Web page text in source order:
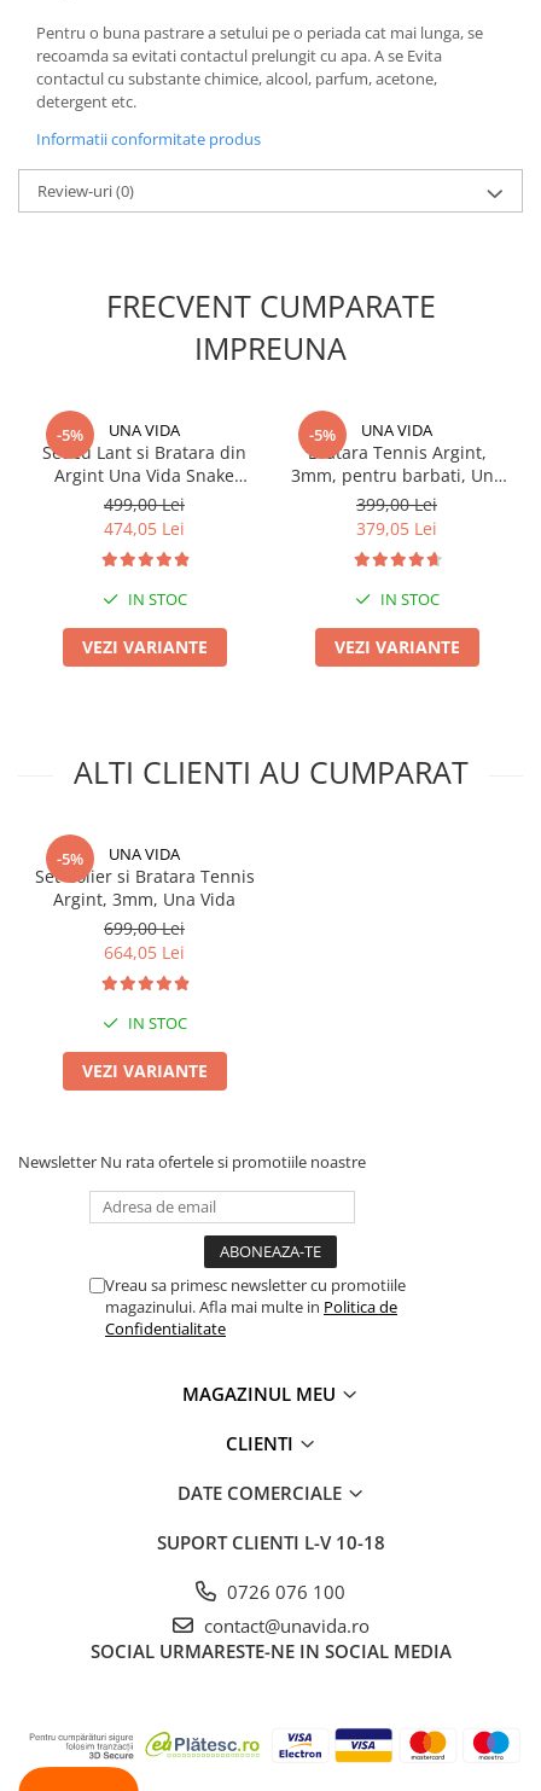
Pentru o buna pastrare a setului pe o periada cat mai lunga, se
recoamda sa evitati contactul prelungit cu apa. A se Evita
contactul cu substante chimice, alcool, parfum, acetone,
detergent etc.
Informatii conformitate produs
Review-uri(0)
FRECVENT CUMPARATE
IMPREUNA
-5% UNA VIDA
Set cu Lant si Bratara din
Argint Una Vida Snake
Silver for Men
499,00 Lei
474,05 Lei
IN STOC
VEZI VARIANTE
-5% UNA VIDA
Bratara Tennis Argint,
3mm, pentru barbati, Una
Vida
399,00 Lei
379,05 Lei
IN STOC
VEZI VARIANTE
ALTI CLIENTI AU CUMPARAT
-5% UNA VIDA
Set Colier si Bratara Tennis
Argint, 3mm, Una Vida
699,00 Lei
664,05 Lei
IN STOC
VEZI VARIANTE
Newsletter Nu rata ofertele si promotiile noastre
Vreau sa primesc newsletter cu promotiile
magazinului. Afla mai multe in Politica de
Confidentialitate
MAGAZINUL MEU
CLIENTI
DATE COMERCIALE
SUPORT CLIENTI L-V 10-18
0726 076 100
contact@unavida.ro
SOCIAL URMARESTE-NE IN SOCIAL MEDIA